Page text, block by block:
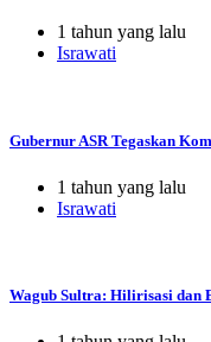
1 tahun yang lalu
Israwati
Gubernur ASR Tegaskan
1 tahun yang lalu
Israwati
Wagub Sultra: Hilirisasi dan